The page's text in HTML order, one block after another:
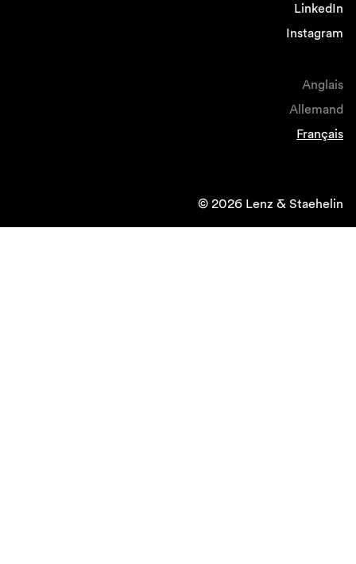
LinkedIn
Instagram
Anglais
Allemand
Français
© 2026 Lenz & Staehelin